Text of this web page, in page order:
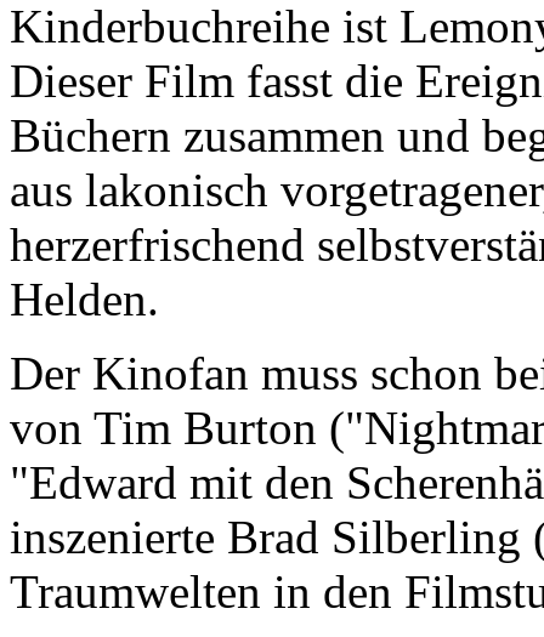
Kinderbuchreihe ist
Dieser Film fasst die
Büchern zusammen und
aus lakonisch
herzerfrischend
Helden.
Der Kinofan muss schon
von Tim Burton
"Edward mit den
inszenierte Brad Silberling
Traumwelten in den